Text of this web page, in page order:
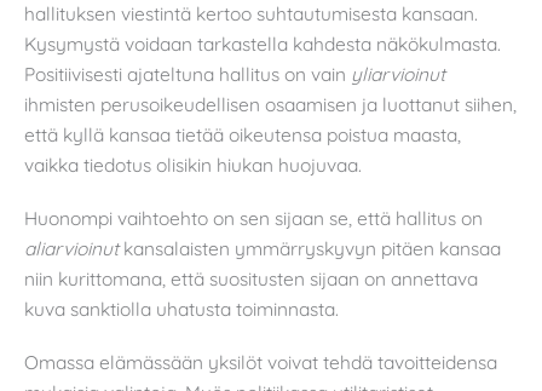
hallituksen viestintä kertoo suhtautumisesta kansaan.
Kysymystä voidaan tarkastella kahdesta näkökulmasta.
Positiivisesti ajateltuna hallitus on vain yliarvioinut
ihmisten perusoikeudellisen osaamisen ja luottanut siihen,
että kyllä kansaa tietää oikeutensa poistua maasta,
vaikka tiedotus olisikin hiukan huojuvaa.
Huonompi vaihtoehto on sen sijaan se, että hallitus on
aliarvioinutkansalaisten ymmärryskyvyn pitäen kansaa
niin kurittomana, että suositusten sijaan on annettava
kuva sanktiolla uhatusta toiminnasta.
Omassa elämässään yksilöt voivat tehdä tavoitteidensa